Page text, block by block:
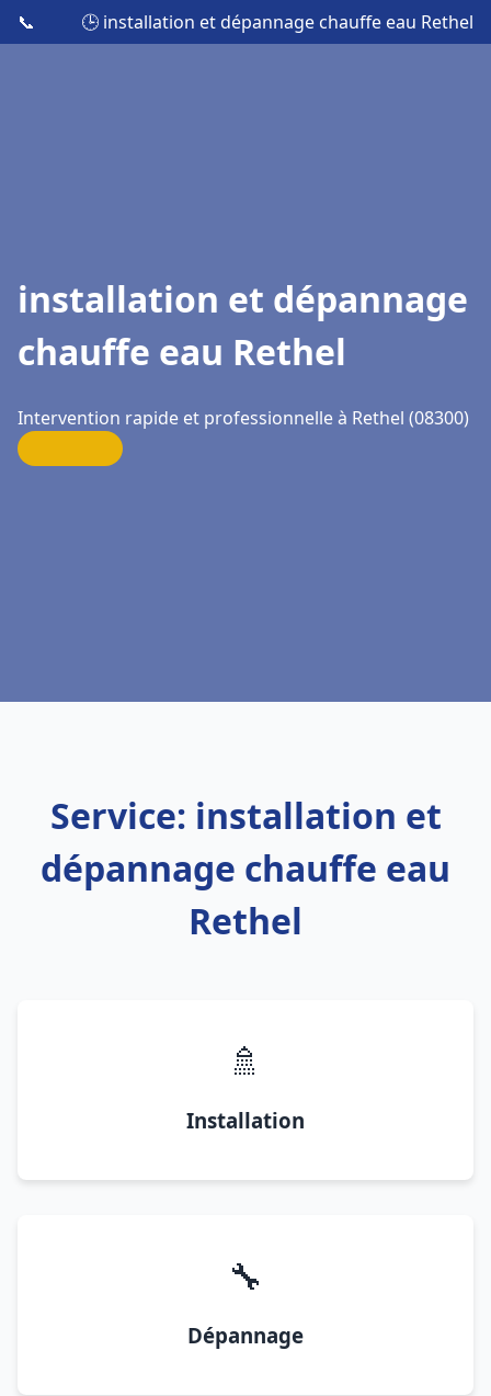
📞 🕒 installation et dépannage chauffe eau Rethel
installation et dépannage
chauffe eau Rethel
Intervention rapide et professionnelle à Rethel (08300)
Service: installation et
dépannage chauffe eau
Rethel
🚿
Installation
🔧
Dépannage